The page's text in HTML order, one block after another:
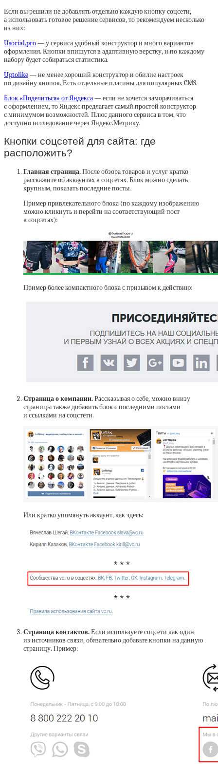
Если вы решили не добавлять отдельно каждую кнопку соцсети,
а использовать готовое решение сервисов, то рекомендуем несколько
из них:
Usocial.pro— у сервиса удобный конструктор и много вариантов
оформления. Кнопки впишутся в адаптивную верстку, и по каждому
набору будет собираться статистика.
Uptolike— не менее хороший конструктор и обилие настроек
по дизайну кнопок. Есть отдельные плагины для популярных CMS.
Блок «Поделиться» от Яндекса— если не хочется заморачиваться
с оформлением, то Яндекс предлагает самый простой конструктор
с минимумом возможностей. Плюс данного сервиса в том, что
доступно исследование через Яндекс.Метрику.
Кнопки соцсетей для сайта: где
расположить?
Главная страница.После обзора товаров и услуг кратко
расскажите об аккаунтах в соцсетях. Блок можно сделать
крупным, показать последние посты.
Пример привлекательного блока (по каждому изображению
можно кликнуть и перейти на соответствующий пост
в соцсетях):
Пример более компактного блока с призывом к действию:
Страница о компании.Рассказывая о себе, можно внизу
страницы также добавить блок с последними постами
и ссылками на соцстети.
Или кратко упомянуть аккаунт, как здесь:
Страница контактов.Если используете соцсети как один
из источников связи, обязательно добавьте кнопки на данную
страницу. Пример: